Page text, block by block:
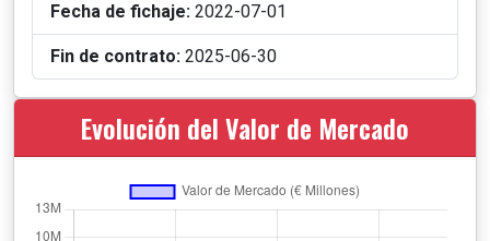
Fecha de fichaje: 2022-07-01
Fin de contrato: 2025-06-30
Evolución del Valor de Mercado